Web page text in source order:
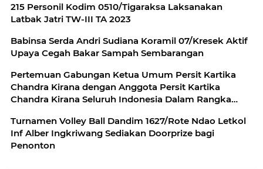
215 Personil Kodim 0510/Tigaraksa Laksanakan
Latbak Jatri TW-III TA 2023
Babinsa Serda Andri Sudiana Koramil 07/Kresek Aktif
Upaya Cegah Bakar Sampah Sembarangan
Pertemuan Gabungan Ketua Umum Persit Kartika
Chandra Kirana dengan Anggota Persit Kartika
Chandra Kirana Seluruh Indonesia Dalam Rangka
Turnamen Volley Ball Dandim 1627/Rote Ndao Letkol
Inf Alber Ingkriwang Sediakan Doorprize bagi
Penonton